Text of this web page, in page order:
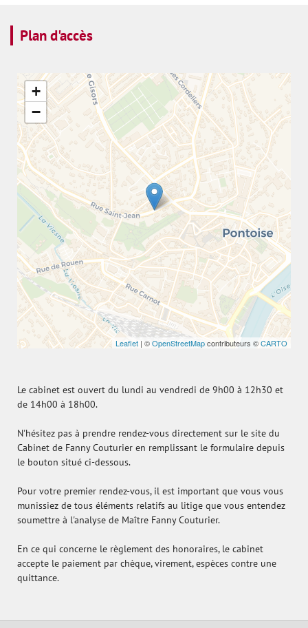
Plan d'accès
+
−
Leaflet | ©OpenStreetMapcontributeurs ©CARTO
Le cabinet est ouvert du lundi au vendredi de 9h00 à 12h30 et
de 14h00 à 18h00.
N'hésitez pas à prendre rendez-vous directement sur le site du
Cabinet de Fanny Couturier en remplissant le formulaire depuis
le bouton situé ci-dessous.
Pour votre premier rendez-vous, il est important que vous vous
munissiez de tous éléments relatifs au litige que vous entendez
soumettre à l'analyse de Maître Fanny Couturier.
​​​​​​​En ce qui concerne le règlement des honoraires, le cabinet
accepte le paiement par chèque, virement, espèces contre une
quittance.